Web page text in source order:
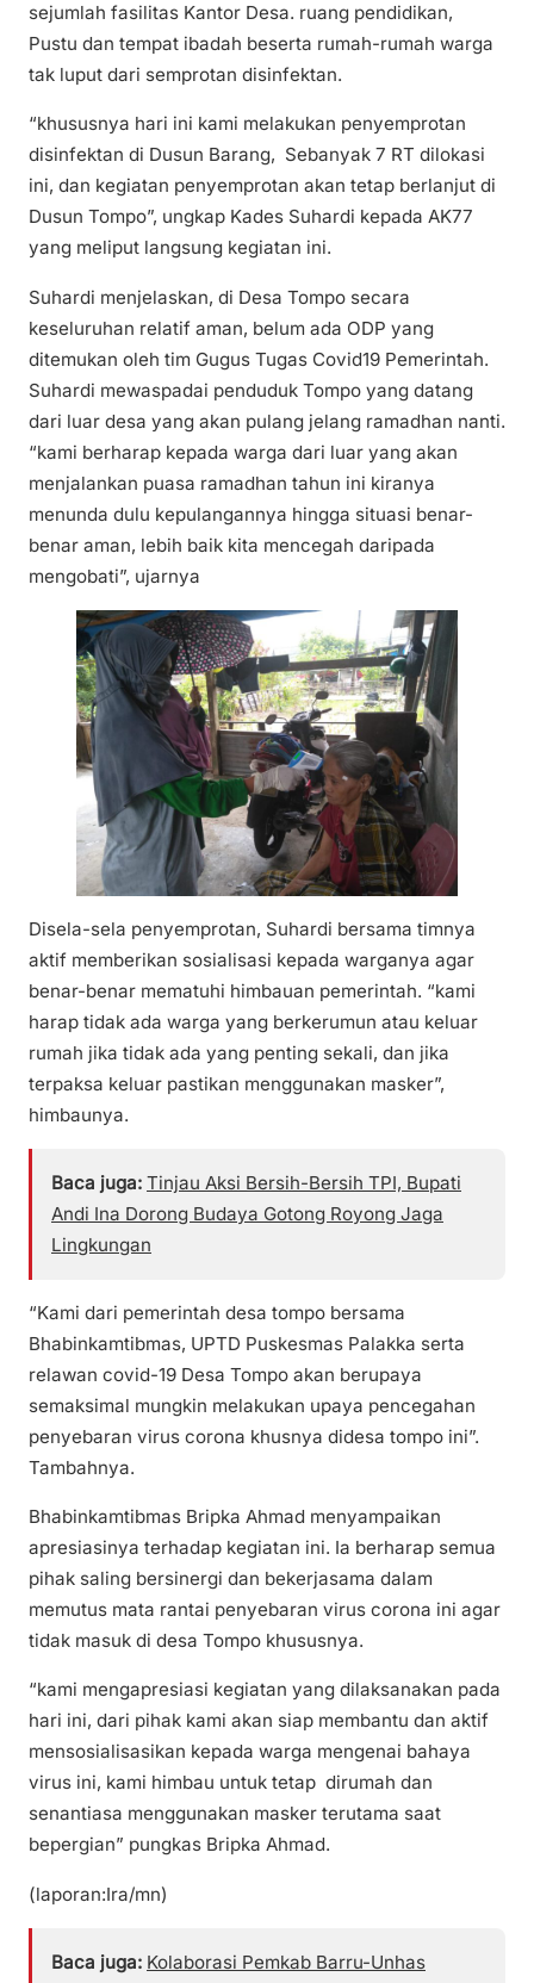
sejumlah fasilitas Kantor Desa. ruang pendidikan,
Pustu dan tempat ibadah beserta rumah-rumah warga
tak luput dari semprotan disinfektan.
“khususnya hari ini kami melakukan penyemprotan
disinfektan di Dusun Barang, Sebanyak 7 RT dilokasi
ini, dan kegiatan penyemprotan akan tetap berlanjut di
Dusun Tompo”, ungkap Kades Suhardi kepada AK77
yang meliput langsung kegiatan ini.
Suhardi menjelaskan, di Desa Tompo secara
keseluruhan relatif aman, belum ada ODP yang
ditemukan oleh tim Gugus Tugas Covid19 Pemerintah.
Suhardi mewaspadai penduduk Tompo yang datang
dari luar desa yang akan pulang jelang ramadhan nanti.
“kami berharap kepada warga dari luar yang akan
menjalankan puasa ramadhan tahun ini kiranya
menunda dulu kepulangannya hingga situasi benar-
benar aman, lebih baik kita mencegah daripada
mengobati”, ujarnya
Disela-sela penyemprotan, Suhardi bersama timnya
aktif memberikan sosialisasi kepada warganya agar
benar-benar mematuhi himbauan pemerintah. “kami
harap tidak ada warga yang berkerumun atau keluar
rumah jika tidak ada yang penting sekali, dan jika
terpaksa keluar pastikan menggunakan masker”,
himbaunya.
Baca juga: Tinjau Aksi Bersih-Bersih TPI, Bupati
Andi Ina Dorong Budaya Gotong Royong Jaga
Lingkungan
“Kami dari pemerintah desa tompo bersama
Bhabinkamtibmas, UPTD Puskesmas Palakka serta
relawan covid-19 Desa Tompo akan berupaya
semaksimal mungkin melakukan upaya pencegahan
penyebaran virus corona khusnya didesa tompo ini”.
Tambahnya.
Bhabinkamtibmas Bripka Ahmad menyampaikan
apresiasinya terhadap kegiatan ini. Ia berharap semua
pihak saling bersinergi dan bekerjasama dalam
memutus mata rantai penyebaran virus corona ini agar
tidak masuk di desa Tompo khususnya.
“kami mengapresiasi kegiatan yang dilaksanakan pada
hari ini, dari pihak kami akan siap membantu dan aktif
mensosialisasikan kepada warga mengenai bahaya
virus ini, kami himbau untuk tetap dirumah dan
senantiasa menggunakan masker terutama saat
bepergian” pungkas Bripka Ahmad.
(laporan:Ira/mn)
Baca juga: Kolaborasi Pemkab Barru-Unhas